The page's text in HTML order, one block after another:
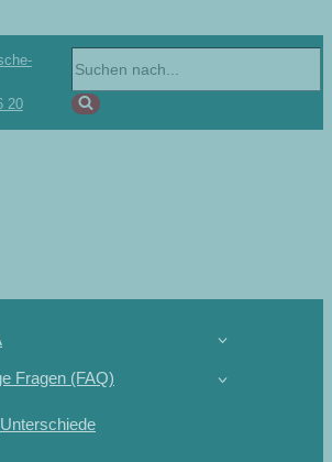
20
Fragen (FAQ)
Unterschiede